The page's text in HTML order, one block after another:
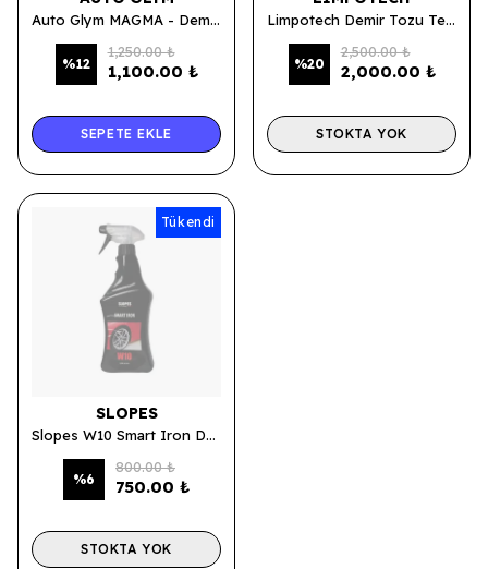
Auto Glym MAGMA - Demir Tozu Temizleyici 500 ML.
%12
1,250.00 ₺
1,100.00 ₺
SEPETE EKLE
Limpotech Demir Tozu Temizleyici Sprey 5 LT.
%20
2,500.00 ₺
2,000.00 ₺
STOKTA YOK
Tükendi
SLOPES
Slopes W10 Smart Iron Demir Tozu Temizleyici 750 ML.
%6
800.00 ₺
750.00 ₺
STOKTA YOK